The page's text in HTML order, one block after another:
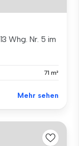
Whg. Nr. 5 im
71 m²
Mehr sehen